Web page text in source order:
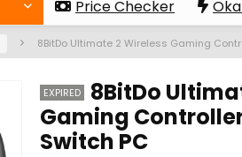
Price Checker
8BitDo Ultimate 2 Wireless Gaming
EXPIRED
8BitDo
Gaming
Switch PC